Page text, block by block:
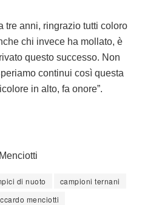
tre anni, ringrazio tutti coloro
chi invece ha mollato, è
questo successo. Non
continui così questa
in alto, fa onore”.
di nuoto
campioni ternani
menciotti